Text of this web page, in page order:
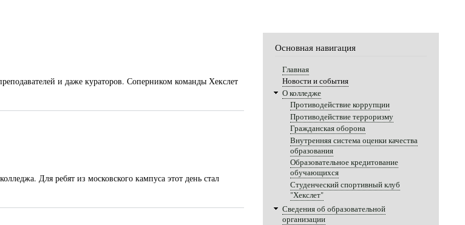
и даже кураторов. Соперником команды Хекслет
Для ребят из московского кампуса этот день стал
Основная навигация
Главная
Новости и события
О колледже
Противодействие коррупции
Противодействие терроризму
Гражданская оборона
Внутренняя система оценки качества
образования
Образовательное кредитование
обучающихся
Студенческий спортивный клуб
"Хекслет"
Сведения об образовательной
организации